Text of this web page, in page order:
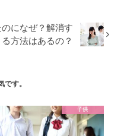
になぜ？解消す
る方法はあるの？
です。
子供